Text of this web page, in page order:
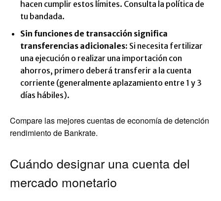
hacen cumplir estos límites. Consulta la política de
tu bandada.
Sin funciones de transacción significa
transferencias adicionales: Si necesita fertilizar
una ejecución o realizar una importación con
ahorros, primero deberá transferir a la cuenta
corriente (generalmente aplazamiento entre 1 y 3
días hábiles).
Compare las mejores cuentas de economía de detención
rendimiento de Bankrate.
Cuándo designar una cuenta del
mercado monetario